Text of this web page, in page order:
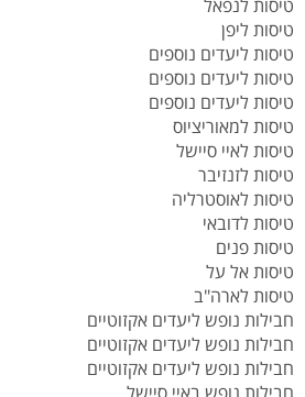
טיסות לנפאל
טיסות ליפן
טיסות ליעדים נוספים
טיסות ליעדים נוספים
טיסות ליעדים נוספים
טיסות למאוריציוס
טיסות לאיי סיישל
טיסות לזנזיבר
טיסות לאוסטרליה
טיסות לדובאי
טיסות פנים
טיסות אל על
טיסות לארה"ב
חבילות נופש ליעדים אקזוטיים
חבילות נופש ליעדים אקזוטיים
חבילות נופש ליעדים אקזוטיים